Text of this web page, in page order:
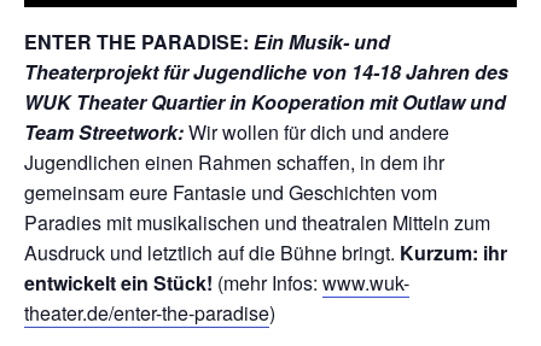
ENTER THE PARADISE: Ein Musik- und
Theaterprojekt für Jugendliche von 14-18 Jahren des
WUK Theater Quartier in Kooperation mit Outlaw und
Team Streetwork:Wir wollen für dich und andere
Jugendlichen einen Rahmen schaffen, in dem ihr
gemeinsam eure Fantasie und Geschichten vom
Paradies mit musikalischen und theatralen Mitteln zum
Ausdruck und letztlich auf die Bühne bringt. Kurzum: ihr
entwickelt ein Stück! (mehr Infos: www.wuk-
theater.de/enter-the-paradise)